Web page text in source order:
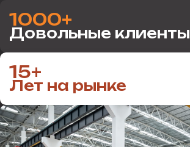
1000+
Довольные клиенты
15+
Лет на рынке